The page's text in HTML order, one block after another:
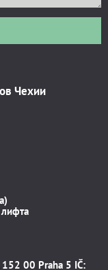
Чехии
00 Praha 5 IČ: